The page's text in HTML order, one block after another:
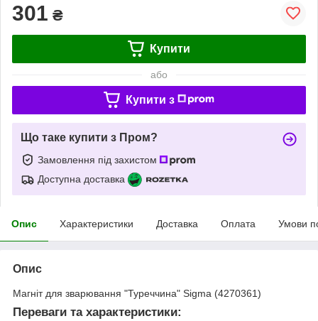
301 ₴
Купити
або
Купити з
Що таке купити з Пром?
Замовлення під захистом
Доступна доставка
Опис Характеристики Доставка Оплата Умови
Опис
Магніт для зварювання "Туреччина" Sigma (4270361)
Переваги та характеристики: